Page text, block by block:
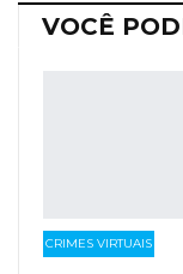
VOCÊ
CRIMES VIRTUAIS